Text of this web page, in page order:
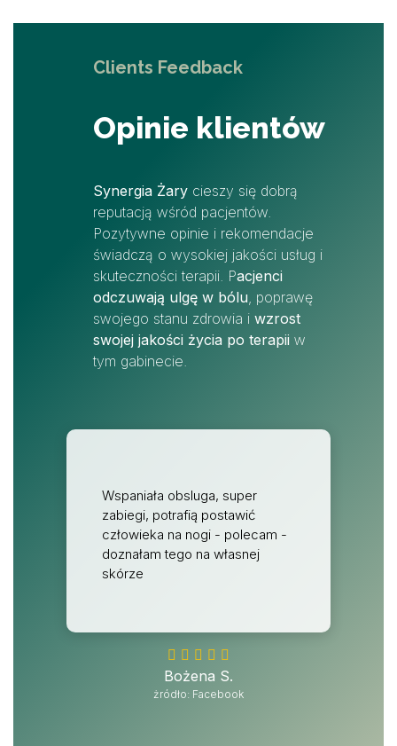
Clients Feedback
Opinie klientów
Synergia Żary cieszy się dobrą
reputacją wśród pacjentów.
Pozytywne opinie i rekomendacje
świadczą o wysokiej jakości usług i
skuteczności terapii. Pacjenci
odczuwają ulgę w bólu, poprawę
swojego stanu zdrowia i wzrost
swojej jakości życia po terapii w
tym gabinecie.
Bożena S.
żródło: Facebook
Wspaniała obsluga, super
zabiegi, potrafią postawić
człowieka na nogi - polecam -
doznałam tego na własnej
skórze